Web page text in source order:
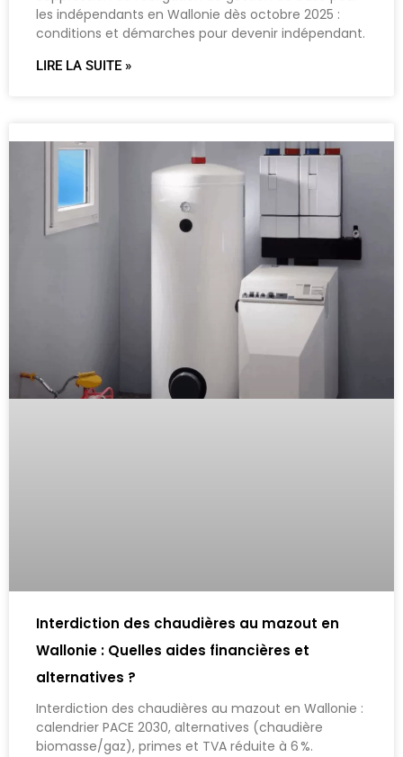
les indépendants en Wallonie dès octobre 2025 :
conditions et démarches pour devenir indépendant.
LIRE LA SUITE »
Interdiction des chaudières au mazout en
Wallonie : Quelles aides financières et
alternatives ?
Interdiction des chaudières au mazout en Wallonie :
calendrier PACE 2030, alternatives (chaudière
biomasse/gaz), primes et TVA réduite à 6 %.